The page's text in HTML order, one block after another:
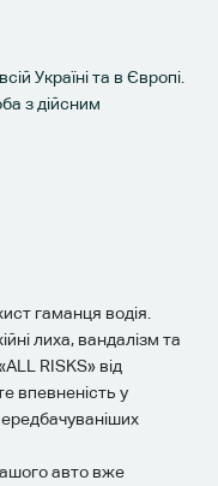
Україні та в Європі.
з дійсним
гаманця водія.
лиха, вандалізм та
RISKS» від
впевненість у
авто вже